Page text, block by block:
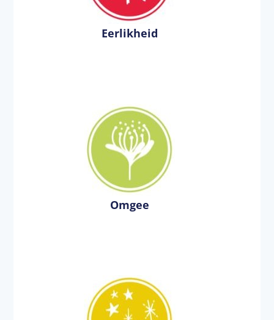
Eerlikheid
Omgee